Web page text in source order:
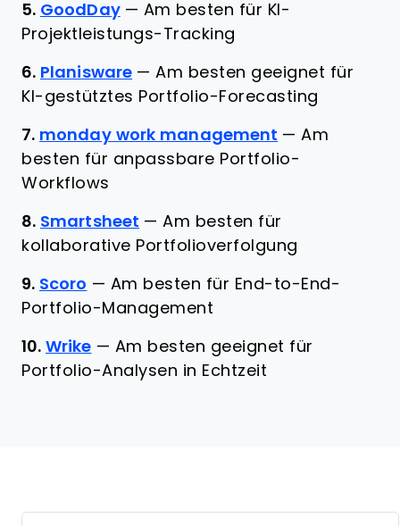
5. GoodDay — Am besten für KI-
Projektleistungs-Tracking
6. Planisware — Am besten geeignet für
KI-gestütztes Portfolio-Forecasting
7. monday work management —Am
besten für anpassbare Portfolio-
Workflows
8. Smartsheet — Am besten für
kollaborative Portfolioverfolgung
9. Scoro — Am besten für End-to-End-
Portfolio-Management
10. Wrike — Am besten geeignet für
Portfolio-Analysen in Echtzeit